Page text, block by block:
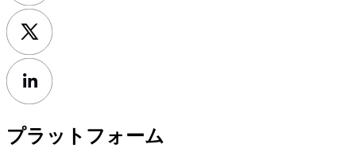
プラットフォーム